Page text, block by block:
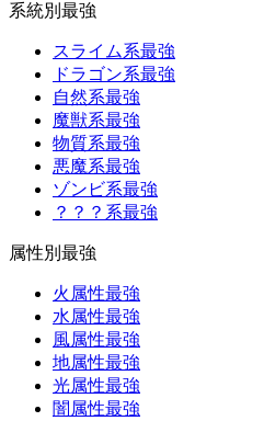
系統別最強
スライム系最強
ドラゴン系最強
自然系最強
魔獣系最強
物質系最強
悪魔系最強
ゾンビ系最強
？？？系最強
属性別最強
火属性最強
水属性最強
風属性最強
地属性最強
光属性最強
闇属性最強